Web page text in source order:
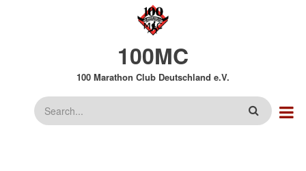
100MC
100 Marathon Club Deutschland e.V.
Suche